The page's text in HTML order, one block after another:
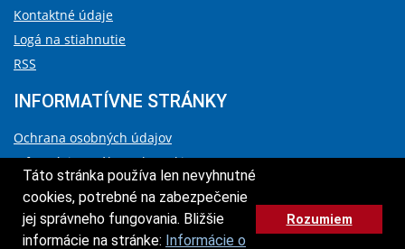
Táto stránka používa len nevyhnutné
cookies, potrebné na zabezpečenie
jej správneho fungovania. Bližšie
informácie na stránke: Informácie o
Rozumiem
Kontaktné údaje
Logá na stiahnutie
RSS
INFORMATÍVNE STRÁNKY
Ochrana osobných údajov
Informácie o súboroch cookies
Vyhlásenie o prístupnosti
Správca obsahu a technický prevádzkovateľ
HORE